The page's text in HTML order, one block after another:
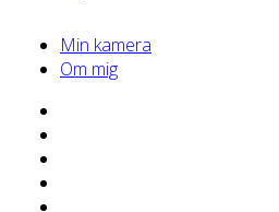
Min kamera
Om mig